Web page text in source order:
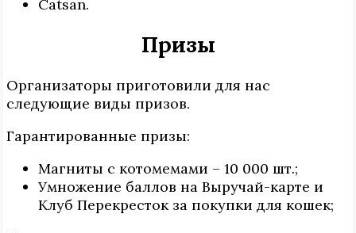
Catsan.
Призы
Организаторы приготовили для нас
следующие виды призов.
Гарантированные призы:
Магниты с котомемами – 10 000 шт.;
Умножение баллов на Выручай-карте и
Клуб Перекресток за покупки для кошек;